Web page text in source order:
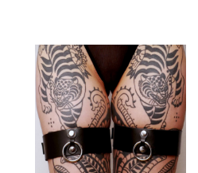
Ajouter
d’envie
à